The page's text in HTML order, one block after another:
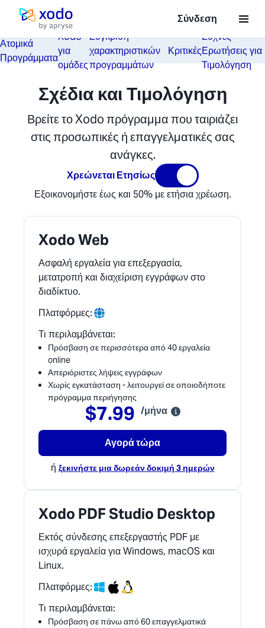
Αρχική σελίδα
Σύνδεση
Ατομικά
Προγράμματα
Xodo
για
ομάδες
Σύγκριση
χαρακτηριστικών
προγραμμάτων
Κριτικές
Συχνές
Ερωτήσεις για
Τιμολόγηση
Σχέδια και Τιμολόγηση
Βρείτε το Xodo πρόγραμμα που ταιριάζει
στις προσωπικές ή επαγγελματικές σας
ανάγκες.
Χρεώνεται Ετησίως
Εξοικονομήστε έως και 50% με ετήσια χρέωση.
Xodo Web
Ασφαλή εργαλεία για επεξεργασία,
μετατροπή και διαχείριση εγγράφων στο
διαδίκτυο.
Πλατφόρμες:
Τι περιλαμβάνεται:
Πρόσβαση σε περισσότερα από 40 εργαλεία
online
Απεριόριστες λήψεις εγγράφων
Χωρίς εγκατάσταση - λειτουργεί σε οποιοδήποτε
πρόγραμμα περιήγησης
$7.99 /μήνα
Αγορά τώρα
ή ξεκινήστε μια δωρεάν δοκιμή 3 ημερών
Xodo PDF Studio Desktop
Εκτός σύνδεσης επεξεργαστής PDF με
ισχυρά εργαλεία για Windows, macOS και
Linux.
Πλατφόρμες:
Τι περιλαμβάνεται:
Πρόσβαση σε πάνω από 60 επαγγελματικά